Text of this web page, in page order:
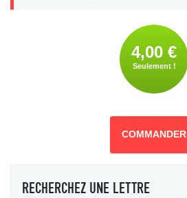
4,00 €
Seulement !
COMMANDER
RECHERCHEZ UNE LETTRE